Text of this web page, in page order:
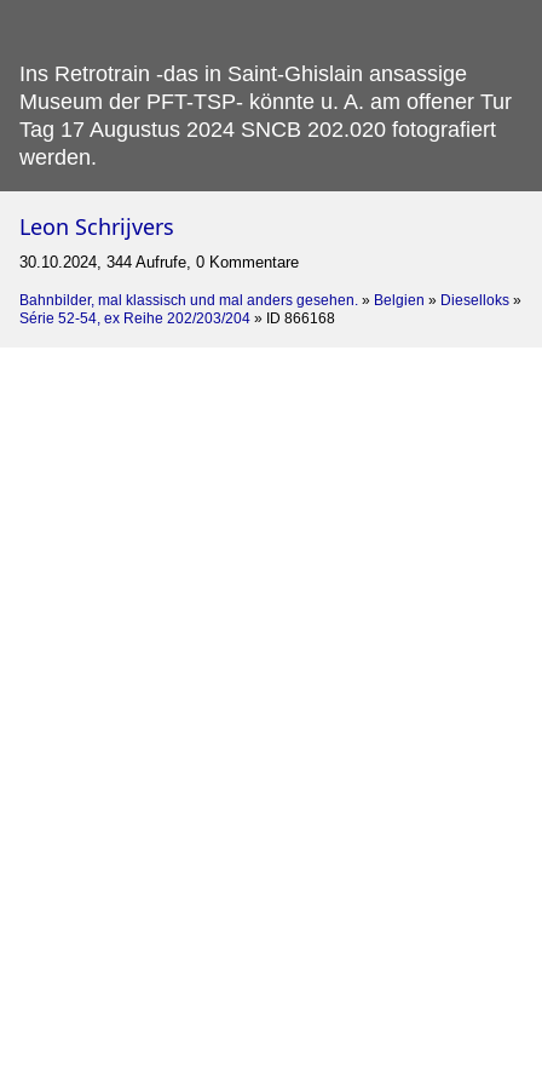
Ins Retrotrain -das in Saint-Ghislain ansassige
Museum der PFT-TSP- könnte u. A. am offener Tur
Tag 17 Augustus 2024 SNCB 202.020 fotografiert
werden.
Leon Schrijvers
30.10.2024, 344 Aufrufe, 0 Kommentare
Bahnbilder, mal klassisch und mal anders gesehen. » Belgien » Dieselloks »
Série 52-54, ex Reihe 202/203/204 » ID 866168